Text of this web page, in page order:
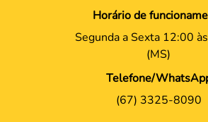
Horário de
Segunda a Sexta 12:00
(MS)
Telefone/
(67) 3325-8090